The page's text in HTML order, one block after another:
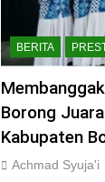
BERITA
Borong
Kabupaten
Achmad Syuja'i